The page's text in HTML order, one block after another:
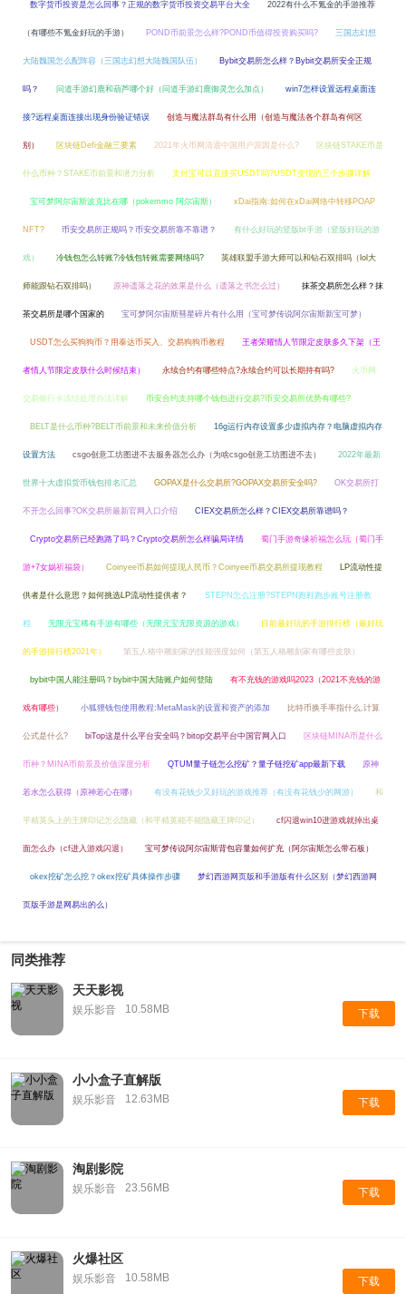
数字货币投资是怎么回事？正规的数字货币投资交易平台大全 2022有什么不氪金的手游推荐
（有哪些不氪金好玩的手游） POND币前景怎么样?POND币值得投资购买吗? 三国志幻想
大陆魏国怎么配阵容（三国志幻想大陆魏国队伍） Bybit交易所怎么样？Bybit交易所安全正规
吗？ 问道手游幻鹿和葫芦哪个好（问道手游幻鹿御灵怎么加点） win7怎样设置远程桌面连
接?远程桌面连接出现身份验证错误 创造与魔法群岛有什么用（创造与魔法各个群岛有何区
别） 区块链Defi金融三要素 2021年火币网清退中国用户原因是什么? 区块链STAKE币是
什么币种？STAKE币前景和潜力分析 支付宝可以直接买USDT吗?USDT变现的三个步骤详解
宝可梦阿尔宙斯波克比在哪（pokemmo 阿尔宙斯） xDai指南:如何在xDai网络中转移POAP
NFT? 币安交易所正规吗？币安交易所靠不靠谱？ 有什么好玩的竖版bt手游（竖版好玩的游
戏） 冷钱包怎么转账?冷钱包转账需要网络吗? 英雄联盟手游大师可以和钻石双排吗（lol大
师能跟钻石双排吗） 原神遗落之花的效果是什么（遗落之书怎么过） 抹茶交易所怎么样？抹
茶交易所是哪个国家的 宝可梦阿尔宙斯彗星碎片有什么用（宝可梦传说阿尔宙斯新宝可梦）
USDT怎么买狗狗币？用泰达币买入、交易狗狗币教程 王者荣耀情人节限定皮肤多久下架（王
者情人节限定皮肤什么时候结束） 永续合约有哪些特点?永续合约可以长期持有吗? 火币网
交易银行卡冻结处理办法详解 币安合约支持哪个钱包进行交易?币安交易所优势有哪些?
BELT是什么币种?BELT币前景和未来价值分析 16g运行内存设置多少虚拟内存？电脑虚拟内存
设置方法 csgo创意工坊图进不去服务器怎么办（为啥csgo创意工坊图进不去） 2022年最新
世界十大虚拟货币钱包排名汇总 GOPAX是什么交易所?GOPAX交易所安全吗? OK交易所打
不开怎么回事?OK交易所最新官网入口介绍 CIEX交易所怎么样？CIEX交易所靠谱吗？
Crypto交易所已经跑路了吗？Crypto交易所怎么样骗局详情 蜀门手游奇缘祈福怎么玩（蜀门手
游+7女娲祈福袋） Coinyee币易如何提现人民币？Coinyee币易交易所提现教程 LP流动性提
供者是什么意思？如何挑选LP流动性提供者？ STEPN怎么注册?STEPN跑鞋跑步账号注册教
程 无限元宝稀有手游有哪些（无限元宝无限资源的游戏） 目前最好玩的手游排行榜（最好玩
的手游排行榜2021年） 第五人格中雕刻家的技能强度如何（第五人格雕刻家有哪些皮肤）
bybit中国人能注册吗？bybit中国大陆账户如何登陆 有不充钱的游戏吗2023（2021不充钱的游
戏有哪些） 小狐狸钱包使用教程:MetaMask的设置和资产的添加 比特币换手率指什么,计算
公式是什么? biTop这是什么平台安全吗？bitop交易平台中国官网入口 区块链MINA币是什么
币种？MINA币前景及价值深度分析 QTUM量子链怎么挖矿？量子链挖矿app最新下载 原神
若水怎么获得（原神若心在哪） 有没有花钱少又好玩的游戏推荐（有没有花钱少的网游） 和
平精英头上的王牌印记怎么隐藏（和平精英能不能隐藏王牌印记） cf闪退win10进游戏就掉出桌
面怎么办（cf进入游戏闪退） 宝可梦传说阿尔宙斯背包容量如何扩充（阿尔宙斯怎么带石板）
okex挖矿怎么挖？okex挖矿具体操作步骤 梦幻西游网页版和手游版有什么区别（梦幻西游网
页版手游是网易出的么）
同类推荐
天天影视
娱乐影音 10.58MB 下载
小小盒子直解版
娱乐影音 12.63MB 下载
淘剧影院
娱乐影音 23.56MB 下载
火爆社区
娱乐影音 10.58MB 下载